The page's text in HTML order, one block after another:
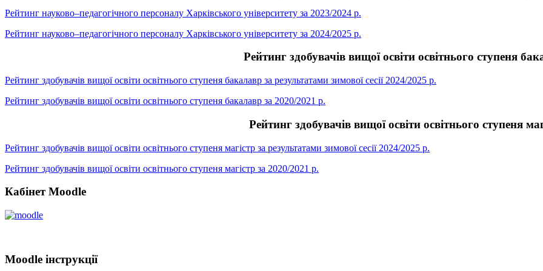
Рейтинг науково–педагогічного персоналу Харківського університету за 2023/2024 р.
Рейтинг науково–педагогічного персоналу Харківського університету за 2024/2025 р.
Рейтинг здобувачів вищої освіти освітнього ступеня
Рейтинг здобувачів вищої освіти освітнього ступеня бакалавр за результатами зимової сесії 2024/2025 р.
Рейтинг здобувачів вищої освіти освітнього ступеня бакалавр за 2020/2021 р.
Рейтинг здобувачів вищої освіти освітнього ступеня
Рейтинг здобувачів вищої освіти освітнього ступеня магістр за результатами зимової сесії 2024/2025 р.
Рейтинг здобувачів вищої освіти освітнього ступеня магістр за 2020/2021 р.
Кабінет Moodle
Moodle інструкції